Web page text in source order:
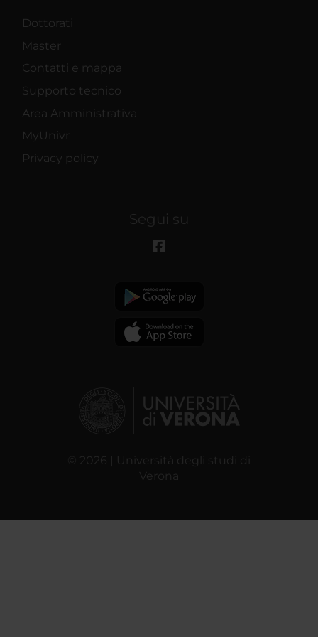
Dottorati
Master
Contatti e mappa
Supporto tecnico
Area Amministrativa
MyUnivr
Privacy policy
Segui su
© 2026 | Università degli studi di
Verona